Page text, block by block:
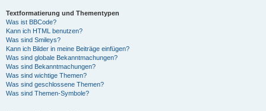
Textformatierung und Thementypen
Was ist BBCode?
Kann ich HTML benutzen?
Was sind Smileys?
Kann ich Bilder in meine Beiträge einfügen?
Was sind globale Bekanntmachungen?
Was sind Bekanntmachungen?
Was sind wichtige Themen?
Was sind geschlossene Themen?
Was sind Themen-Symbole?